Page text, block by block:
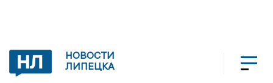
НОВОСТИ
ЛИПЕЦКА